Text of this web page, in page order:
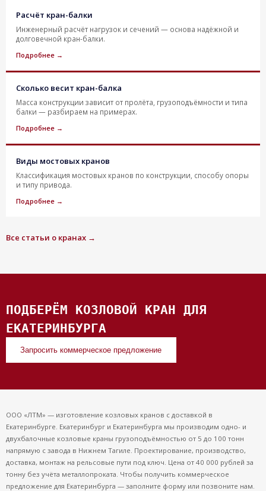
Расчёт кран-балки
Инженерный расчёт нагрузок и сечений — основа надёжной и
долговечной кран-балки.
Подробнее →
Сколько весит кран-балка
Масса конструкции зависит от пролёта, грузоподъёмности и типа
балки — разбираем на примерах.
Подробнее →
Виды мостовых кранов
Классификация мостовых кранов по конструкции, способу опоры
и типу привода.
Подробнее →
Все статьи о кранах →
ПОДБЕРЁМ КОЗЛОВОЙ КРАН ДЛЯ
ЕКАТЕРИНБУРГА
Запросить коммерческое предложение
ООО «ЛТМ» — изготовление козловых кранов с доставкой в
Екатеринбурге. Екатеринбург и Екатеринбурга мы производим одно- и
двухбалочные козловые краны грузоподъёмностью от 5 до 100 тонн
напрямую с завода в Нижнем Тагиле. Проектирование, производство,
доставка, монтаж на рельсовые пути под ключ. Цена от 40 000 рублей за
тонну без учёта металлопроката. Чтобы получить коммерческое
предложение для Екатеринбурга — заполните форму или позвоните нам.